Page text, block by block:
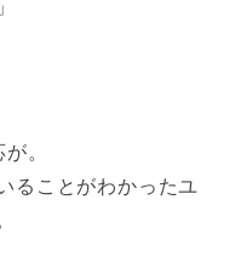
。
ることがわかったユ